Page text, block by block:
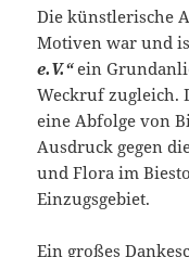
Die künstlerische
Motiven war und
e.V.“ein
Weckruf zugleich.
eine Abfolge von
Ausdruck gegen
und Flora im
Einzugsgebiet.
Ein großes